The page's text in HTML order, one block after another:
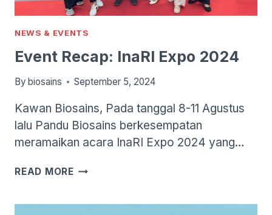
NEWS & EVENTS
Event Recap: InaRI Expo 2024
By biosains September 5, 2024
Kawan Biosains, Pada tanggal 8-11 Agustus
lalu Pandu Biosains berkesempatan
meramaikan acara InaRI Expo 2024 yang…
READ MOREEVENT